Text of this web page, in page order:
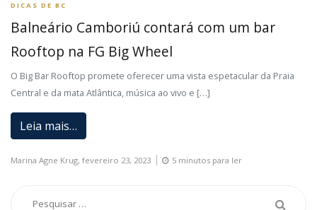
DICAS DE BC
Balneário Camboriú contará com um bar
Rooftop na FG Big Wheel
O Big Bar Rooftop promete oferecer uma vista espetacular da Praia
Central e da mata Atlântica, música ao vivo e […]
Leia mais…
Marina Agne Krug, fevereiro 23, 2023 5 minutos para ler